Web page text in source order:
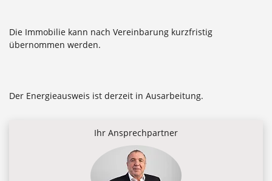
Die Immobilie kann nach Vereinbarung kurzfristig
übernommen werden.
Der Energieausweis ist derzeit in Ausarbeitung.
Ihr Ansprechpartner